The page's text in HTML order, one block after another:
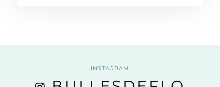
INSTAGRAM